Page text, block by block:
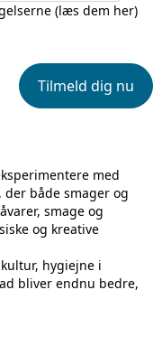
(læs dem her)
Tilmeld dig nu
med
både smager og
smage og
og kreative
hygiejne i
bliver endnu bedre,